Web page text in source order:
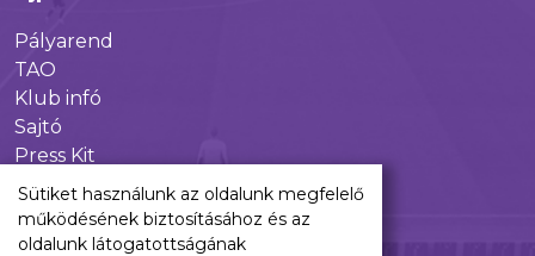
Pályarend
TAO
Klub infó
Sajtó
Press Kit
Újpest FC Shop
Digitális felületeink
Sütiket használunk az oldalunk megfelelő
működésének biztosításához és az
oldalunk látogatottságának